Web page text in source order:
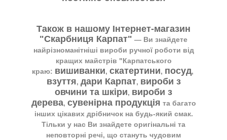
Також в нашому Інтернет-магазин
"Скарбниця Карпат" ― Ви знайдете
найрізноманітніші вироби ручної роботи від
кращих майстрів "Карпатського
краю: вишиванки, скатертини, посуд,
взуття, дари Карпат, вироби з
овчини та шкіри, вироби з
дерева, сувенірна продукція та багато
інших цікавих дрібничок на будь-який смак.
Тільки у нас Ви знайдете оригінальні та
неповторні речі, що стануть чудовим